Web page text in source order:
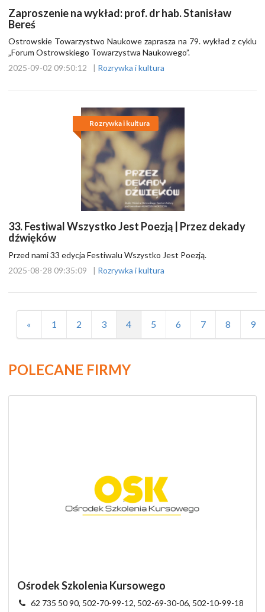
Zaproszenie na wykład: prof. dr hab. Stanisław
Bereś
Ostrowskie Towarzystwo Naukowe zaprasza na 79. wykład z cyklu
„Forum Ostrowskiego Towarzystwa Naukowego”.
2025-09-02 09:50:12
| Rozrywka i kultura
Rozrywka i kultura
33. Festiwal Wszystko Jest Poezją | Przez dekady
dźwięków
Przed nami 33 edycja Festiwalu Wszystko Jest Poezją.
2025-08-28 09:35:09
| Rozrywka i kultura
« 1 2 3 4 5 6 7 8 9
POLECANE FIRMY
Ośrodek Szkolenia Kursowego
62 735 50 90, 502-70-99-12, 502-69-30-06, 502-10-99-18